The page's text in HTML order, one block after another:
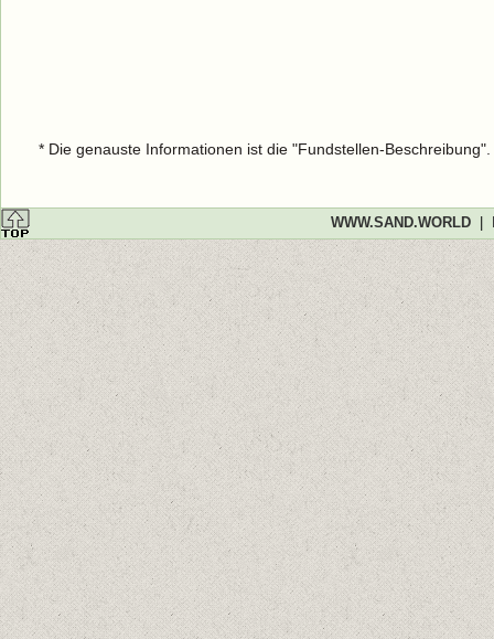
* Die genauste Informationen ist die "Fundstellen-
WWW.SAND.WORLD|